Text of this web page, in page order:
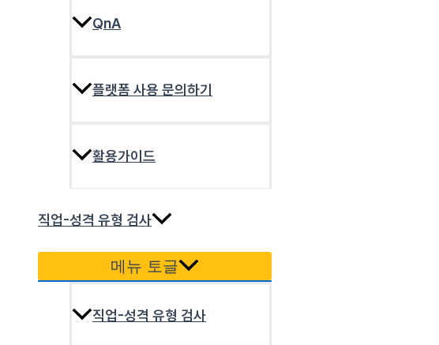
QnA
플랫폼 사용 문의하기
활용가이드
직업-성격 유형 검사
메뉴 토글
직업-성격 유형 검사